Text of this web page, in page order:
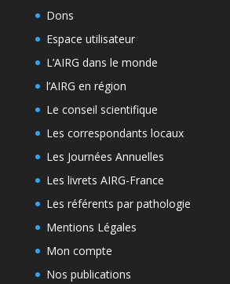
Dons
Espace utilisateur
L’AIRG dans le monde
l’AIRG en région
Le conseil scientifique
Les correspondants locaux
Les Journées Annuelles
Les livrets AIRG-France
Les référents par pathologie
Mentions Légales
Mon compte
Nos publications